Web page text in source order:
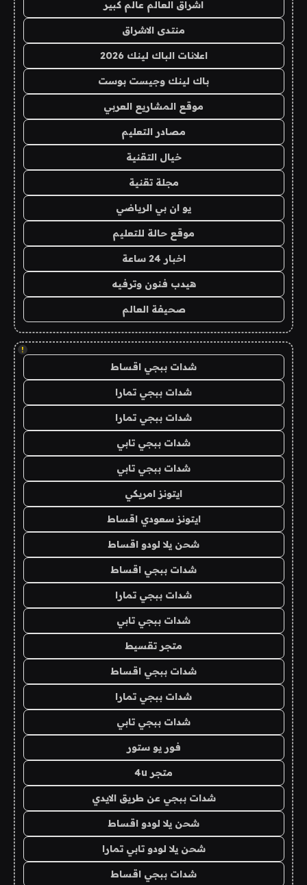
اشراق العالم عالم كبير
منتدى الاشراق
اعلانات الباك لينك 2026
باك لينك وجيست بوست
موقع المشاريع العربي
مصادر التعليم
خيال التقنية
مجلة تقنية
يو ان بي الرياضي
موقع حالة للتعليم
اخبار 24 ساعة
هيدب فنون وترفيه
صحيفة العالم
!
شدات ببجي اقساط
شدات ببجي تمارا
شدات ببجي تمارا
شدات ببجي تابي
شدات ببجي تابي
ايتونز امريكي
ايتونز سعودي اقساط
شحن يلا لودو اقساط
شدات ببجي اقساط
شدات ببجي تمارا
شدات ببجي تابي
متجر تقسيط
شدات ببجي اقساط
شدات ببجي تمارا
شدات ببجي تابي
فور يو ستور
متجر 4u
شدات ببجي عن طريق الايدي
شحن يلا لودو اقساط
شحن يلا لودو تابي تمارا
شدات ببجي اقساط